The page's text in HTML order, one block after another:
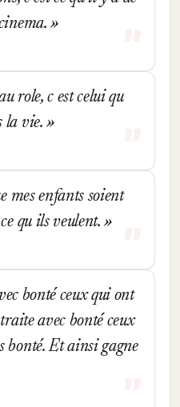
role, c est celui qu
la vie.
mes enfants soient
qu ils veulent.
bonté ceux qui ont
avec bonté ceux
bonté. Et ainsi gagne